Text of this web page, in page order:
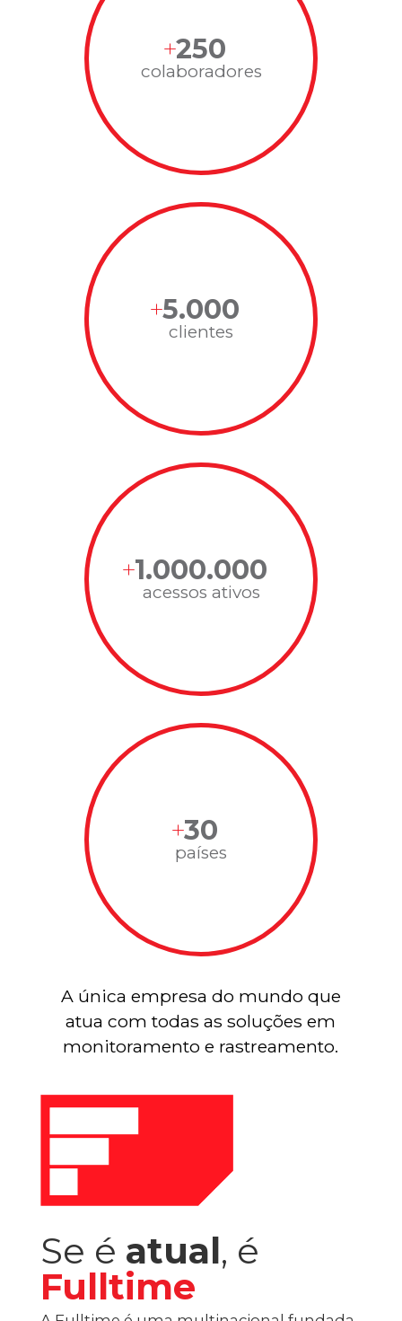
250
colaboradores
5.000
clientes
1.000.000
acessos ativos
30
países
A única empresa do mundo que
atua com todas as soluções em
monitoramento e rastreamento.
Se é atual, é
Fulltime